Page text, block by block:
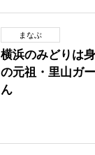
まなぶ
横浜のみどりは
の元祖・里山ガ
ん